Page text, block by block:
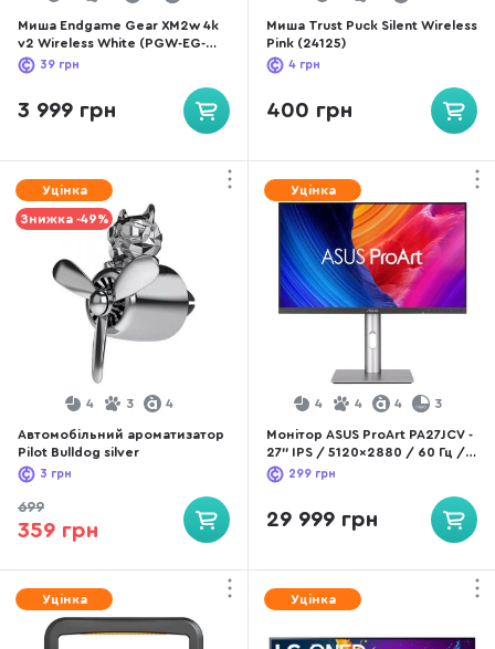
Миша Endgame Gear XM2w 4k
v2 Wireless White (PGW-EG-
MOU-080)
39 грн
3 999 грн
Миша Trust Puck Silent Wireless
Pink (24125)
4 грн
400 грн
Уцінка
Знижка -49%
4 3 4
Автомобільний ароматизатор
Pilot Bulldog silver
3 грн
699
359 грн
Уцінка
4 4 4 3
Монітор ASUS ProArt PA27JCV -
27" IPS / 5120x2880 / 60 Гц /
Adaptive Sync / Pivot / HAS
299 грн
29 999 грн
Уцінка Уцінка